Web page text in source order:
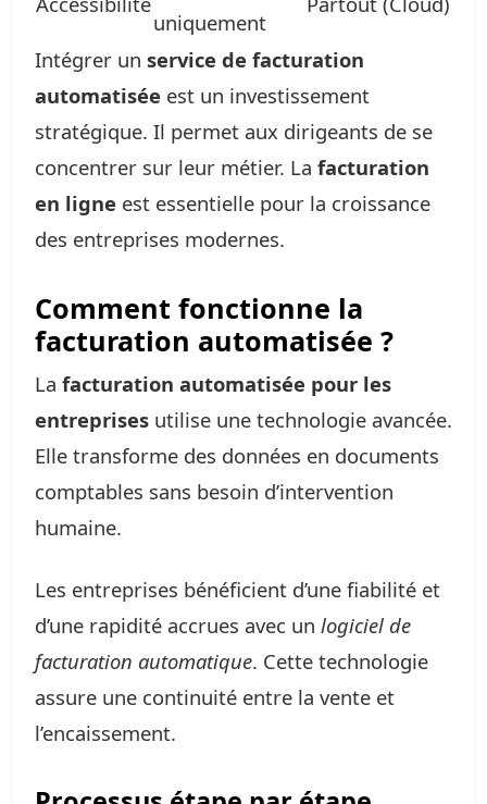
uniquement
Intégrer un service de facturation
automatisée est un investissement
stratégique. Il permet aux dirigeants de se
concentrer sur leur métier. La facturation
en ligne est essentielle pour la croissance
des entreprises modernes.
Comment fonctionne la
facturation automatisée ?
La facturation automatisée pour les
entreprises utilise une technologie avancée.
Elle transforme des données en documents
comptables sans besoin d’intervention
humaine.
Les entreprises bénéficient d’une fiabilité et
d’une rapidité accrues avec un logiciel de
facturation automatique. Cette technologie
assure une continuité entre la vente et
l’encaissement.